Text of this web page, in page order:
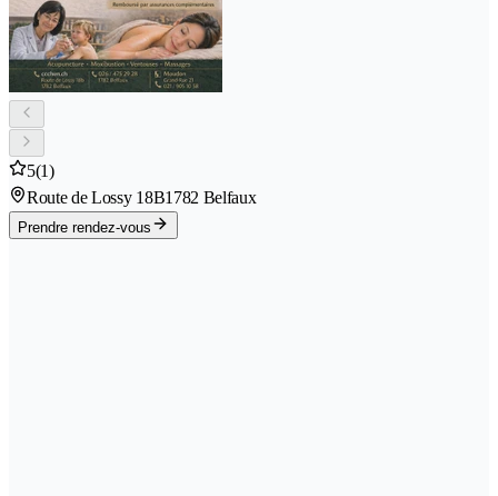
5(1)
Route de Lossy 18B1782 Belfaux
Prendre rendez-vous